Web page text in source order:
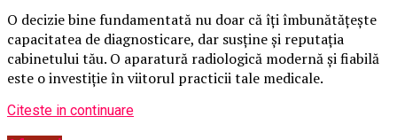
O decizie bine fundamentată nu doar că îți îmbunătățește
capacitatea de diagnosticare, dar susține și reputația
cabinetului tău. O aparatură radiologică modernă și fiabilă
este o investiție în viitorul practicii tale medicale.
Citeste in continuare